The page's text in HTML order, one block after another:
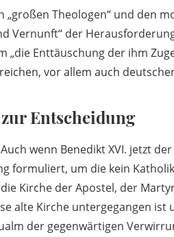
„großen Theologen“ und den
Vernunft“ der
„die Enttäuschung der ihm
vor allem auch
Entscheidung
wenn Benedikt XVI. jetzt
formuliert, um die kein
Kirche der Apostel, der
alte Kirche untergegangen
der gegenwärtigen